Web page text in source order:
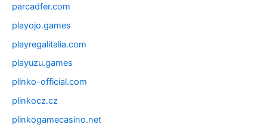
parcadfer.com
playojo.games
playregalitalia.com
playuzu.games
plinko-official.com
plinkocz.cz
plinkogamecasino.net